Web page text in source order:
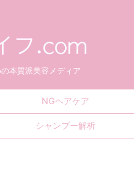
本質派美容メディア
NGヘアケア
シャンプー解析